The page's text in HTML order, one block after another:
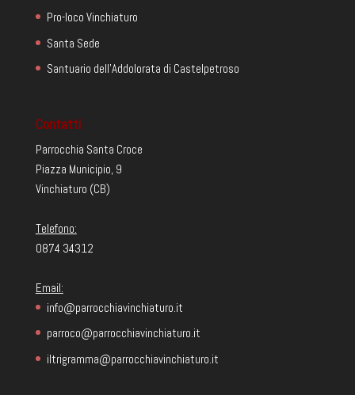
Pro-loco Vinchiaturo
Santa Sede
Santuario dell'Addolorata di Castelpetroso
Contatti
Parrocchia Santa Croce
Piazza Municipio, 9
Vinchiaturo (CB)
Telefono:
0874 34312
Email:
info@parrocchiavinchiaturo.it
parroco@parrocchiavinchiaturo.it
iltrigramma@parrocchiavinchiaturo.it